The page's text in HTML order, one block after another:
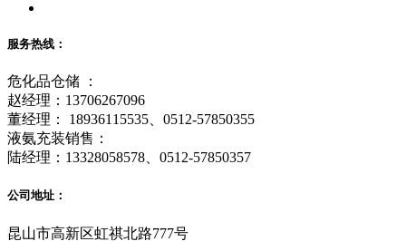
服务热线：
危化品仓储 ：
赵经理：13706267096
董经理： 18936115535、0512-57850355
液氨充装销售：
陆经理：13328058578、0512-57850357
公司地址：
昆山市高新区虹祺北路777号